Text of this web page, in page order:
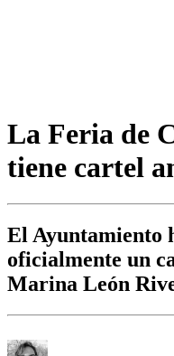
La Feria de
tiene cartel
El Ayuntamiento
oficialmente un
Marina León